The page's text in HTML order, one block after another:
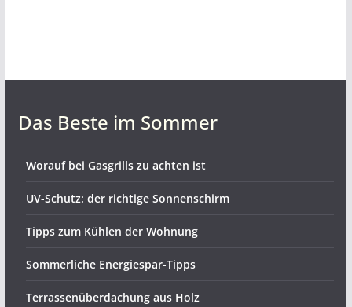
Das Beste im Sommer
Worauf bei Gasgrills zu achten ist
UV-Schutz: der richtige Sonnenschirm
Tipps zum Kühlen der Wohnung
Sommerliche Energiespar-Tipps
Terrassenüberdachung aus Holz